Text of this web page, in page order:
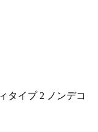
タイプ 2 ノンデコ